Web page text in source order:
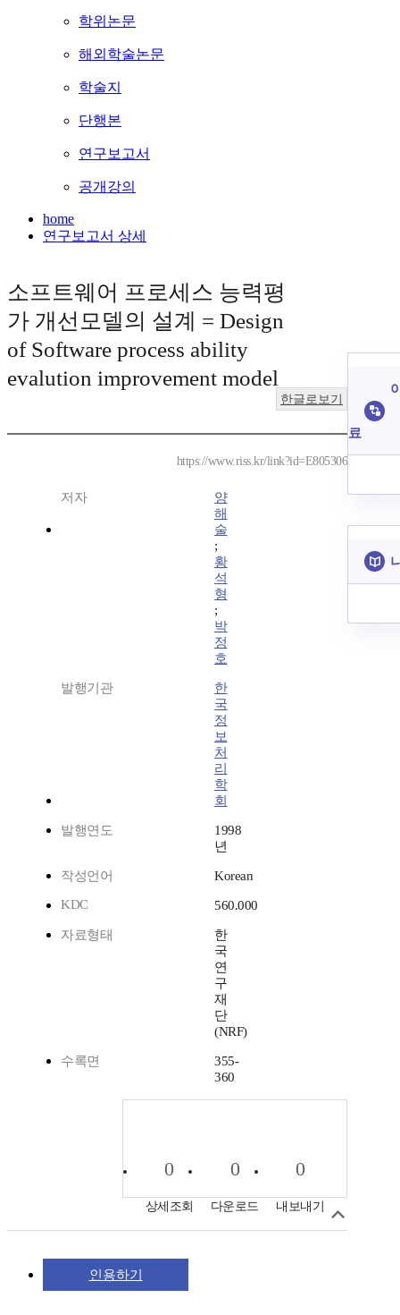
학위논문
해외학술논문
학술지
단행본
연구보고서
공개강의
home
연구보고서 상세
소프트웨어 프로세스 능력평
가 개선모델의 설계 = Design
of Software process ability
evalution improvement model
한글로보기
https://www.riss.kr/link?id=E805306
저자
양
해
술
;
황
석
형
;
박
정
호
발행기관
한
국
정
보
처
리
학
회
발행연도
1998
년
작성언어
Korean
KDC
560.000
자료형태
한
국
연
구
재
단
(NRF)
수록면
355-
360
0
상세조회
0
다운로드
0
내보내기
인용하기
료